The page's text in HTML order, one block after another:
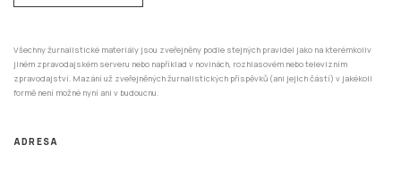
Všechny žurnalistické materiály jsou zveřejněny podle stejných pravidel jako na kterémkoliv
jiném zpravodajském serveru nebo například v novinách, rozhlasovém nebo televizním
zpravodajství. Mazání už zveřejněných žurnalistických příspěvků (ani jejich částí) v jakékoli
formě není možné nyní ani v budoucnu.
ADRESA